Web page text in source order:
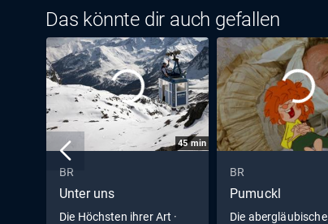
Das könnte dir auch gefallen
45min
BR
Unter uns
Die Höchsten ihrer Art ·
BR
Pumuckl
Die abergläubische